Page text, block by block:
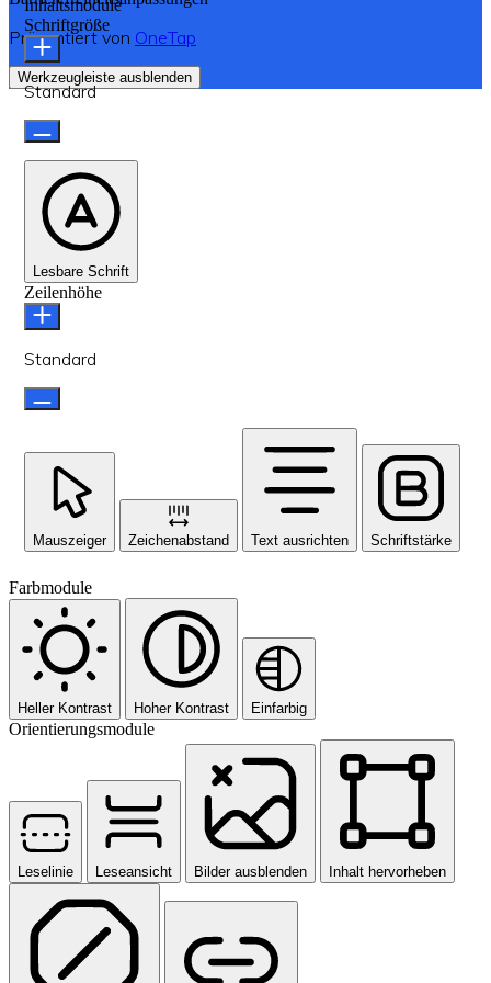
Präsentiert von OneTap
Werkzeugleiste ausblenden
Inhaltsmodule
Schriftgröße
Standard
Lesbare Schrift
Zeilenhöhe
Standard
Mauszeiger Zeichenabstand Text ausrichten Schriftstärke
Farbmodule
Heller Kontrast Hoher Kontrast Einfarbig
Orientierungsmodule
Leselinie Leseansicht Bilder ausblenden Inhalt hervorheben